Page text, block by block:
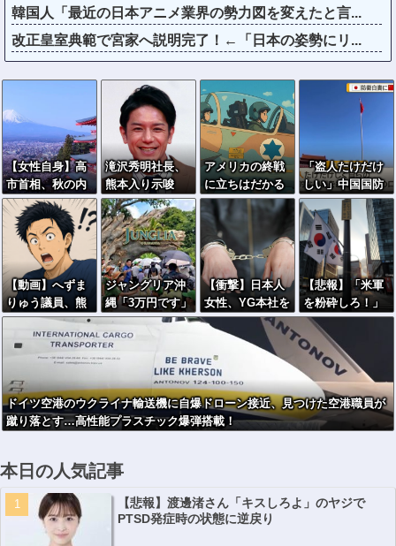
韓国人「最近の日本アニメ業界の勢力図を変えたと言...
改正皇室典範で宮家へ説明完了！←「日本の姿勢にリ...
【女性自身】高
市首相、秋の内
閣改造で目論む
「麻生支配から
の脱却」…茂木
敏充氏も小林鷹
之氏もクビ
滝沢秀明社長、
熊本入り示唆
「男手が必要。
時間を見つけて
行きたい」
アメリカの終戦
に立ちはだかる
壁、イスラエル
はトランプ和平
案に「同意せ
ず」！
「盗人たけだけ
しい」中国国防
省が防衛白書に
反発…日本の新
型軍国主義と批
判！
【動画】へずま
りゅう議員、熊
本地震被災地で
冷感ポンチョ配
布 → 被災民の
チラ → ｗｗｗ
ｗｗｗｗｗｗｗ
ｗｗｗｗｗｗ
ジャングリア沖
縄「3万円です」
←ディズニー超
えの強気価格ｗ
ｗｗ
【衝撃】日本人
女性、YG本社を
ゴルフクラブで
ボコボコにして
現行犯逮捕ｗｗ
ｗ
【悲報】「米軍
を粉砕しろ！」
在韓米軍基地に
突入した韓国学
生、即逮捕
ドイツ空港のウクライナ輸送機に自爆ドローン接近、見つけた空港職員が
蹴り落とす…高性能プラスチック爆弾搭載！
本日の人気記事
【悲報】渡邊渚さん「キスしろよ」のヤジで
PTSD発症時の状態に逆戻り